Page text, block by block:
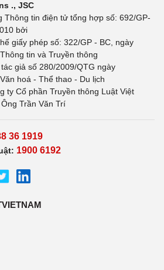
., JSC
Thông tin điện tử tổng hợp số: 692/GP-
bởi
giấy phép số: 322/GP - BC, ngày
tin và Truyền thông
giả số 280/2009/QTG ngày
hoá - Thể thao - Du lịch
ty Cổ phần Truyền thông Luật Việt
Trần Văn Trí
36 1919
1900 6192